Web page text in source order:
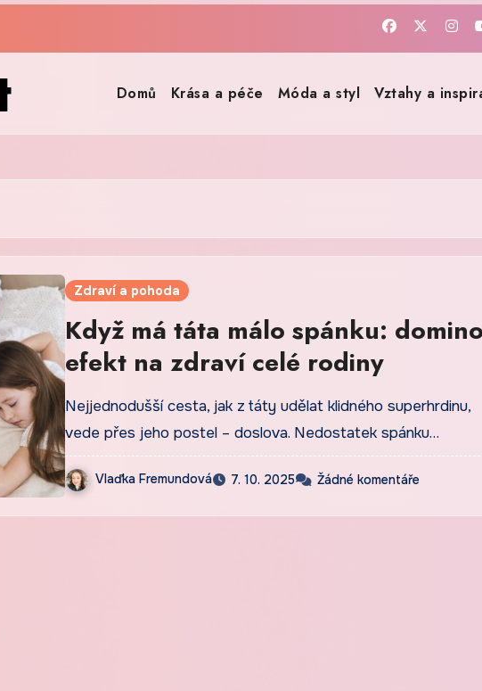
Domů Krása a péče Móda a styl Vztahy a
Zdraví a pohoda
Když má táta málo spánku: domino
efekt na zdraví celé rodiny
Nejjednodušší cesta, jak z táty udělat klidného superhrdinu,
vede přes jeho postel – doslova. Nedostatek spánku…
Vlaďka Fremundová 7. 10. 2025 Žádné komentáře